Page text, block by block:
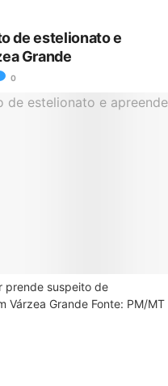
de estelionato e
Grande
0
prende suspeito de
Várzea Grande Fonte: PM/MT